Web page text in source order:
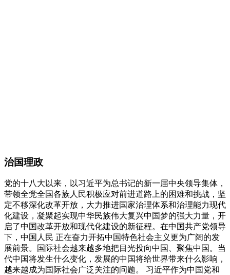
治国理政
党的十八大以来，以习近平为总书记的新一届中央领导集体，
带领全党全国各族人民积极应对前进道路上的困难和挑战，坚
定不移深化改革开放，大力推进国家治理体系和治理能力现代
化建设，凝聚起实现中华民族伟大复兴中国梦的强大力量，开
启了中国改革开放和现代化建设的新征程。在中国共产党领导
下，中国人民 正在奋力开拓中国特色社会主义更为广阔的发
展前景。国际社会越来越多地把目光投向中国、聚焦中国。当
代中国将发生什么变化，发展的中国将给世界带来什么影响，
越来越成为国际社会广泛关注的问题。 习近平作为中国党和